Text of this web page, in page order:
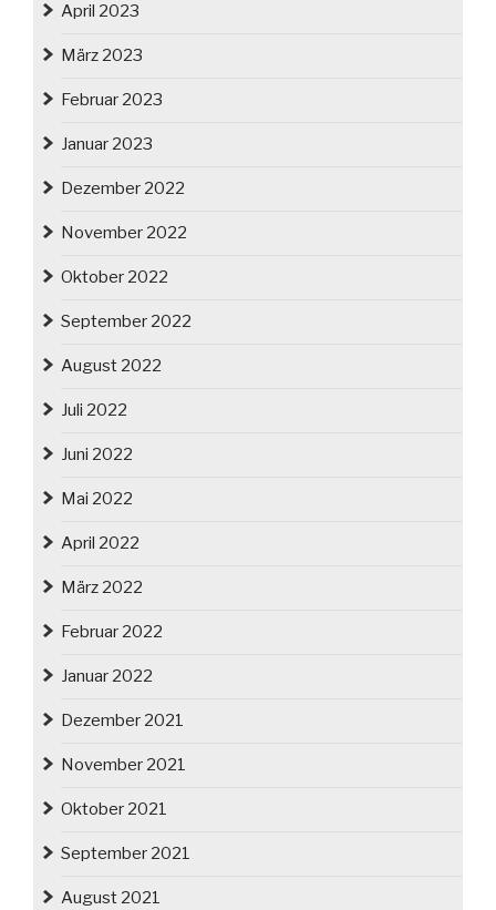
April 2023
März 2023
Februar 2023
Januar 2023
Dezember 2022
November 2022
Oktober 2022
September 2022
August 2022
Juli 2022
Juni 2022
Mai 2022
April 2022
März 2022
Februar 2022
Januar 2022
Dezember 2021
November 2021
Oktober 2021
September 2021
August 2021